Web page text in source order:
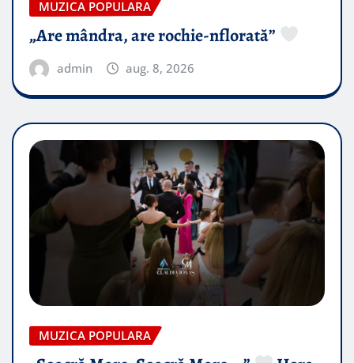
MUZICA POPULARA
„Are mândra, are rochie-nflorată”
admin aug. 8, 2026
MUZICA POPULARA